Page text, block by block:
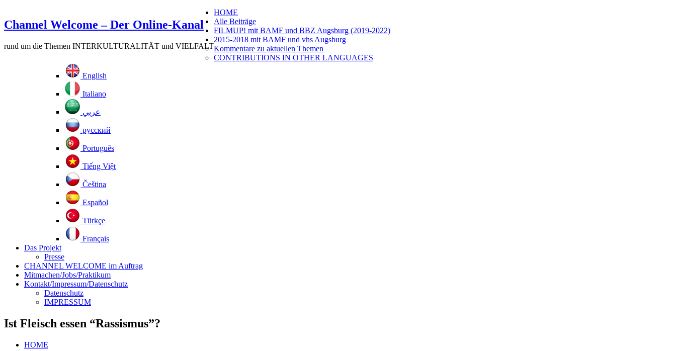
Channel Welcome – Der Online-Kanal
rund um die Themen INTERKULTURALITÄT und VIELFALT
HOME
Alle Beiträge
FILMUP! mit BAMF und BBZ Augsburg (2019-2022)
2015-2018 mit BAMF und vhs Augsburg
Kommentare zu aktuellen Themen
CONTRIBUTIONS IN OTHER LANGUAGES
English
Italiano
عربي
русский
Português
Tiếng Việt
Čeština
Español
Türkçe
Français
Das Projekt
Presse
CHANNEL WELCOME im Auftrag
Mitmachen/Jobs/Praktikum
Kontakt/Impressum/Datenschutz
Datenschutz
IMPRESSUM
Ist Fleisch essen “Rassismus”?
HOME